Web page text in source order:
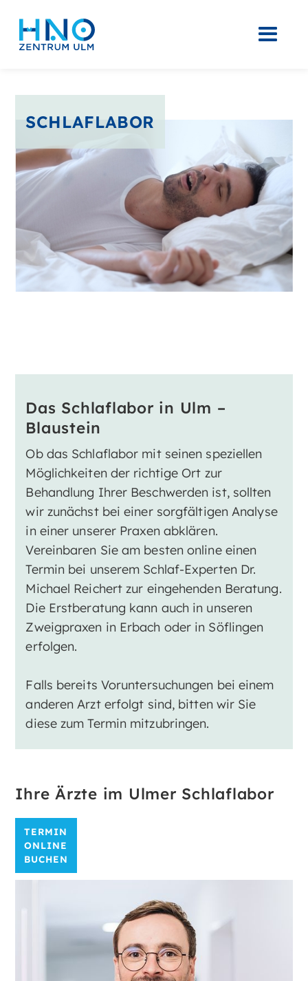
SCHLAFLABOR
Das Schlaflabor in Ulm –
Blaustein
Ob das Schlaflabor mit seinen speziellen
Möglichkeiten der richtige Ort zur
Behandlung Ihrer Beschwerden ist, sollten
wir zunächst bei einer sorgfältigen Analyse
in einer unserer Praxen abklären.
Vereinbaren Sie am besten online einen
Termin bei unserem Schlaf-Experten Dr.
Michael Reichert zur eingehenden Beratung.
Die Erstberatung kann auch in unseren
Zweigpraxen in Erbach oder in Söflingen
erfolgen.
Falls bereits Voruntersuchungen bei einem
anderen Arzt erfolgt sind, bitten wir Sie
diese zum Termin mitzubringen.
Ihre Ärzte im Ulmer Schlaflabor
TERMIN
ONLINE
BUCHEN